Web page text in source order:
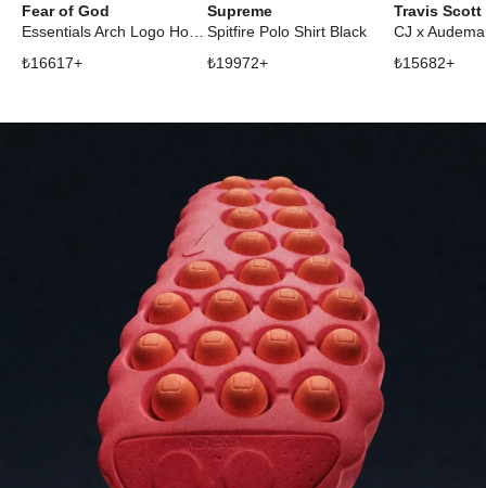
Fear of God
₺16617+
Supreme
Spitfire Polo Shirt Black
₺19972+
Travis Scott
₺15682+